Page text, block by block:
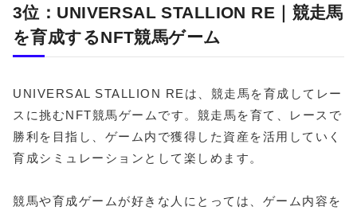
3位：UNIVERSAL STALLION RE｜競走馬
を育成するNFT競馬ゲーム
UNIVERSAL STALLION REは、競走馬を育成してレー
スに挑むNFT競馬ゲームです。競走馬を育て、レースで
勝利を目指し、ゲーム内で獲得した資産を活用していく
育成シミュレーションとして楽しめます。
競馬や育成ゲームが好きな人にとっては、ゲーム内容を